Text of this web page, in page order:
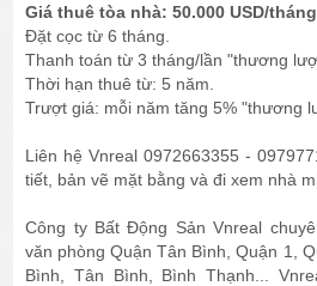
Giá thuê tòa nhà: 50.000 USD/tháng
Đặt cọc từ 6 tháng.
Thanh toán từ 3 tháng/lần "thương
Thời hạn thuê từ: 5 năm.
Trượt giá: mỗi năm tăng 5% "thương
Liên hệ Vnreal 0972663355 -
tiết, bản vẽ mặt bằng và đi xem nhà
Công ty Bất Động Sản Vnreal
văn phòng Quận Tân Bình, Quận 1,
Bình, Tân Bình, Bình Thạnh...